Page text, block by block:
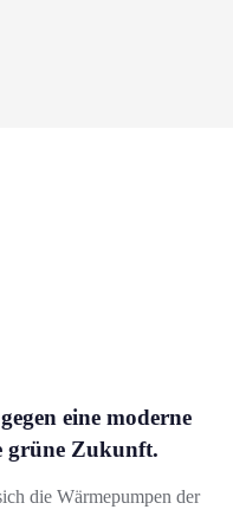
eine moderne
grüne Zukunft.
die Wärmepumpen der